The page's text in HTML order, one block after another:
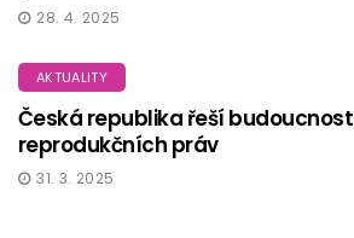
28. 4. 2025
AKTUALITY
Česká republika řeší budoucnost
reprodukčních práv
31. 3. 2025